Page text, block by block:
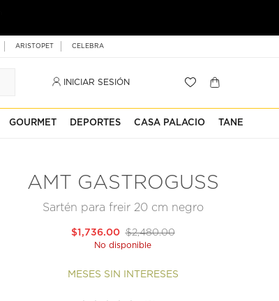
ARISTOPET CELEBRA
INICIAR SESIÓN
GOURMET DEPORTES CASA PALACIO TANE
AMT GASTROGUSS
Sartén para freir 20 cm negro
$2,480.00
$1,736.00
No disponible
MESES SIN INTERESES